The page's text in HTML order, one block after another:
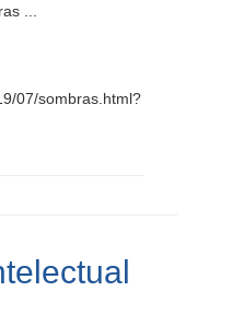
...
07/sombras.html?